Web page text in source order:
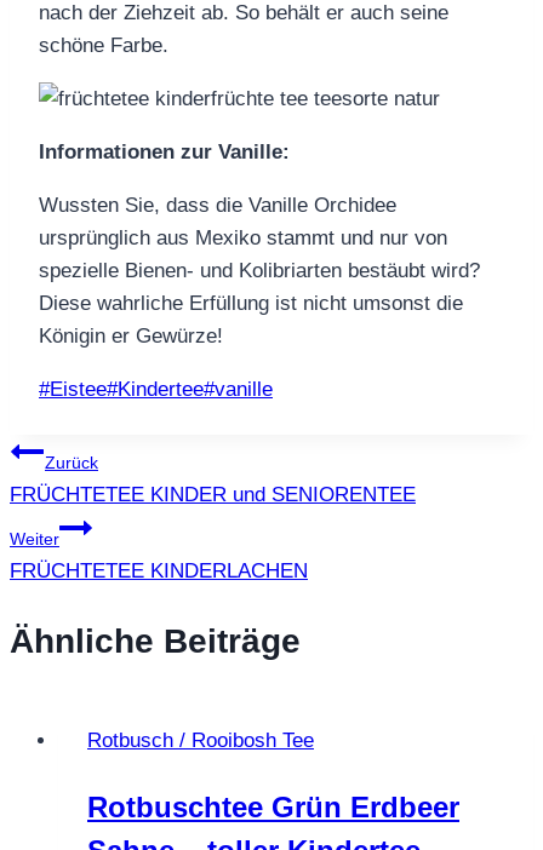
nach der Ziehzeit ab. So behält er auch seine
schöne Farbe.
Informationen zur Vanille:
Wussten Sie, dass die Vanille Orchidee
ursprünglich aus Mexiko stammt und nur von
spezielle Bienen- und Kolibriarten bestäubt wird?
Diese wahrliche Erfüllung ist nicht umsonst die
Königin er Gewürze!
Schlagworte:
#Eistee#Kindertee#vanille
Beitragsnavigation
Zurück
FRÜCHTETEE KINDER und SENIORENTEE
Weiter
FRÜCHTETEE KINDERLACHEN
Ähnliche Beiträge
Rotbusch / Rooibosh Tee
Rotbuschtee Grün Erdbeer